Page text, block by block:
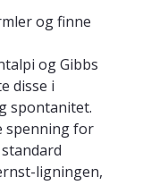
og finne
og Gibbs
disse i
spontanitet.
spenning for
ligningen,